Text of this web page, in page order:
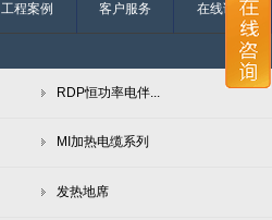
工程案例 客户服务 在线询单
RDP恒功率电伴...
MI加热电缆系列
发热地席